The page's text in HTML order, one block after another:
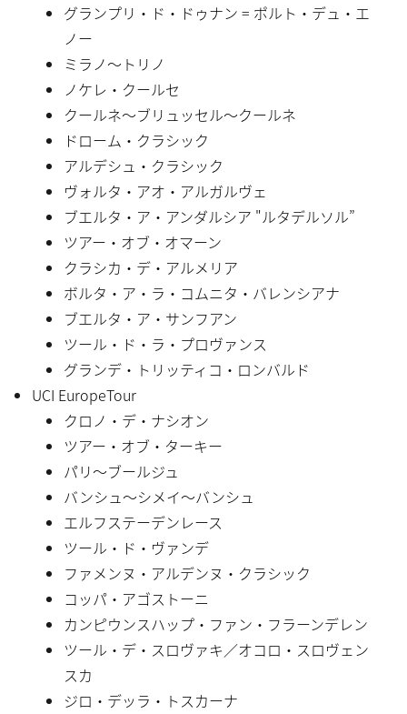
グランプリ・ド・ドゥナン = ポルト・デュ・エ
ノー
ミラノ〜トリノ
ノケレ・クールセ
クールネ〜ブリュッセル〜クールネ
ドローム・クラシック
アルデシュ・クラシック
ヴォルタ・アオ・アルガルヴェ
ブエルタ・ア・アンダルシア "ルタデルソル”
ツアー・オブ・オマーン
クラシカ・デ・アルメリア
ボルタ・ア・ラ・コムニタ・バレンシアナ
ブエルタ・ア・サンフアン
ツール・ド・ラ・プロヴァンス
グランデ・トリッティコ・ロンバルド
UCI EuropeTour
クロノ・デ・ナシオン
ツアー・オブ・ターキー
パリ〜ブールジュ
バンシュ〜シメイ〜バンシュ
エルフステーデンレース
ツール・ド・ヴァンデ
ファメンヌ・アルデンヌ・クラシック
コッパ・アゴストーニ
カンピウンスハップ・ファン・フラーンデレン
ツール・デ・スロヴァキ／オコロ・スロヴェン
スカ
ジロ・デッラ・トスカーナ